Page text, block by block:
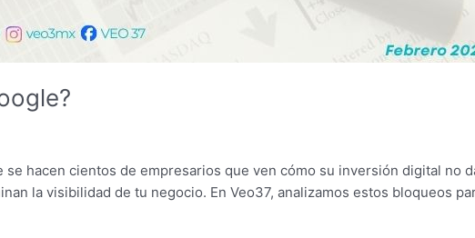
hacen cientos de empresarios que ven cómo su inversión digital no
la visibilidad de tu negocio. En Veo37, analizamos estos bloqueos